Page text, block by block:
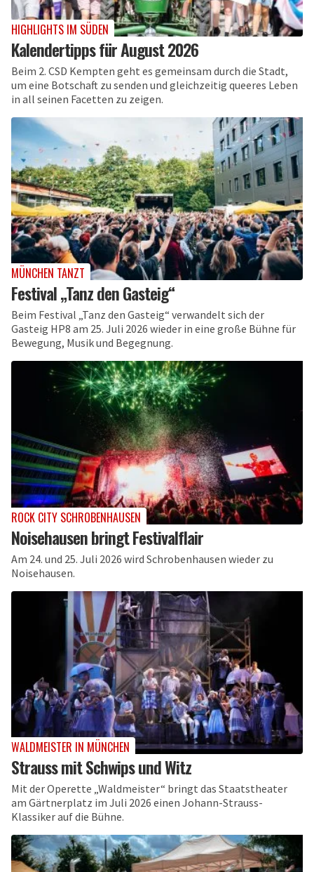
HIGHLIGHTS IM SÜDEN
Kalendertipps für August 2026
Beim 2. CSD Kempten geht es gemeinsam durch die Stadt,
um eine Botschaft zu senden und gleichzeitig queeres Leben
in all seinen Facetten zu zeigen.
MÜNCHEN TANZT
Festival „Tanz den Gasteig“
Beim Festival „Tanz den Gasteig“ verwandelt sich der
Gasteig HP8 am 25. Juli 2026 wieder in eine große Bühne für
Bewegung, Musik und Begegnung.
ROCK CITY SCHROBENHAUSEN
Noisehausen bringt Festivalflair
Am 24. und 25. Juli 2026 wird Schrobenhausen wieder zu
Noisehausen.
WALDMEISTER IN MÜNCHEN
Strauss mit Schwips und Witz
Mit der Operette „Waldmeister“ bringt das Staatstheater
am Gärtnerplatz im Juli 2026 einen Johann-Strauss-
Klassiker auf die Bühne.